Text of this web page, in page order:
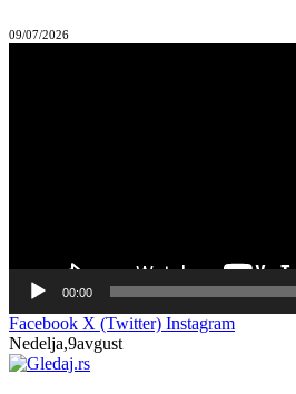
09/07/2026
00:00
Facebook X (Twitter) Instagram
Nedelja,9avgust